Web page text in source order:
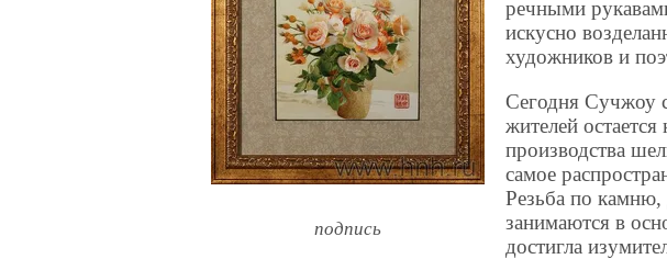
подпись
речными
искусно
художников и
Сегодня Сучжоу
жителей
производства
самое
Резьба по камню,
занимаются в
достигла